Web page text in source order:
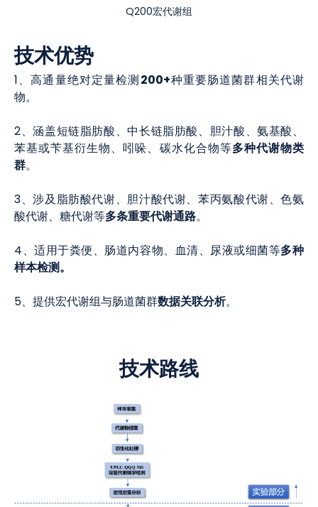
Q200宏代谢组
技术优势
1、高通量绝对定量检测200+种重要肠道菌群相关代谢
物。
2、涵盖短链脂肪酸、中长链脂肪酸、胆汁酸、氨基酸、
苯基或苄基衍生物、吲哚、碳水化合物等多种代谢物类
群。
3、涉及脂肪酸代谢、胆汁酸代谢、苯丙氨酸代谢、色氨
酸代谢、糖代谢等多条重要代谢通路。
4、适用于粪便、肠道内容物、血清、尿液或细菌等多种
样本检测。
5、提供宏代谢组与肠道菌群数据关联分析。
技术路线